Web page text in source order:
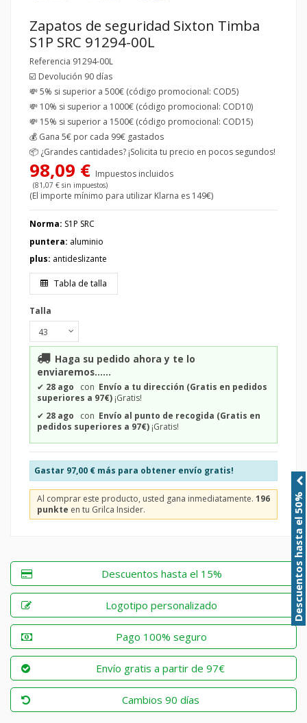
Zapatos de seguridad Sixton Timba
S1P SRC 91294-00L
Referencia 91294-00L
☑️ Devolución 90 días
💸 5% si superior a 500€ (código promocional: COD5)
💸 10% si superior a 1000€ (código promocional: COD10)
💸 15% si superior a 1500€ (código promocional: COD15)
💰 Gana 5€ por cada 99€ gastados
📦 ¿Grandes cantidades? ¡Solicita tu precio en pocos segundos!
98,09 € Impuestos incluidos
(81,07 € sin impuestos)
(El importe mínimo para utilizar Klarna es 149€)
Norma: S1P SRC
puntera: aluminio
plus: antideslizante
Tabla de talla
Talla
Haga su pedido ahora y te lo
enviaremos......
✔ 28 ago con Envío a tu dirección (Gratis en pedidos
superiores a 97€) ¡Gratis!
✔ 28 ago con Envío al punto de recogida (Gratis en
pedidos superiores a 97€) ¡Gratis!
Gastar 97,00 € más para obtener envío gratis!
Al comprar este producto, usted gana inmediatamente. 196
punkte en tu Grilca Insider.
Descuentos hasta el 15%
Logotipo personalizado
Pago 100% seguro
Envío gratis a partir de 97€
Cambios 90 días
Descuentos hasta el 50%